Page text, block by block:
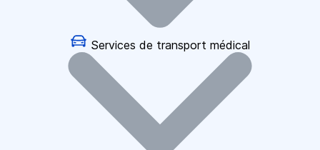
Services de transport médical